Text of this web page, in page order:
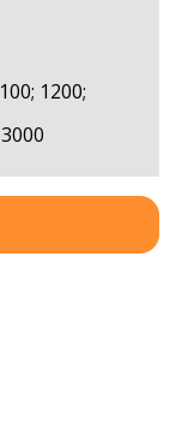
1200;